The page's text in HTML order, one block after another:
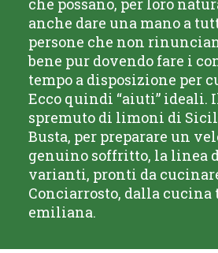
che possano, per loro
anche dare una mano a
persone che non
bene pur dovendo fare i
tempo a disposizione per
Ecco quindi “aiuti” ideali.
spremuto di limoni di
Busta, per preparare un
genuino soffritto, la linea
varianti, pronti da
Conciarrosto, dalla
emiliana.